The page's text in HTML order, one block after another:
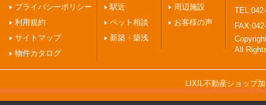
プライバシーポリシー
利用規約
サイトマップ
物件カタログ
駅近
ペット相談
新築・築浅
周辺施設
お客様の声
All
LIXIL不動産ショップ